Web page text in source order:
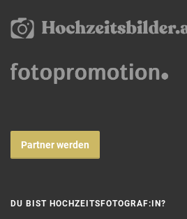
Partner werden
DU BIST HOCHZEITSFOTOGRAF:IN?